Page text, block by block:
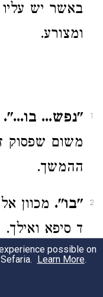
באשר יש
ומצורע.
1 "נפש... בו...".
משום שפסוק
ההמשך.
2 "בו". מכוון
ד סיפא ואילך.
"וטמאה וגו'".
נמשכת בכל
possible on
Learn More.